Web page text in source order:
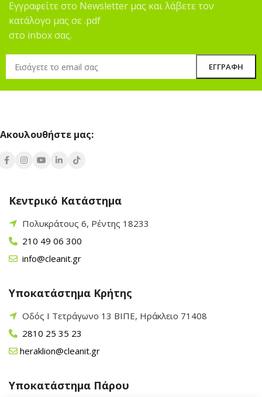
Εγγραφείτε στο Newsletter μας και λάβετε τον
κατάλογο μας σε .pdf
στο inbox σας.
Ακουλουθήστε μας:
Κεντρικό Κατάστημα
Πολυκράτους 6, Ρέντης 18233
210 49 06 300
info@cleanit.gr
Υποκατάστημα Κρήτης
Οδός Ι Τετράγωνο 13 ΒΙΠΕ, Ηράκλειο 71408
2810 25 35 23
heraklion@cleanit.gr
Υποκατάστημα Πάρου